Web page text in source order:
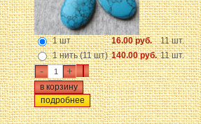
1 шт 16.00 руб.
11 шт.
1 нить (11 шт) 140.00 руб. 11 шт.
- +
подробнее